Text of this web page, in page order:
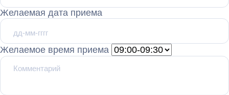
Желаемая дата приема
Желаемое время приема